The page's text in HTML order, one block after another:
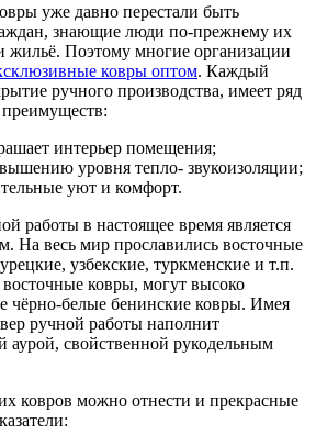
уже давно перестали быть
знающие люди по-прежнему их
жильё. Поэтому многие организации
ковры оптом. Каждый
ручного производства, имеет ряд
интерьер помещения;
уровня тепло- звукоизоляции;
уют и комфорт.
работы в настоящее время является
На весь мир прославились восточные
узбекские, туркменские и т.п.
ковры, могут высоко
чёрно-белые бенинские ковры. Имея
ручной работы наполнит
свойственной рукодельным
ковров можно отнести и прекрасные